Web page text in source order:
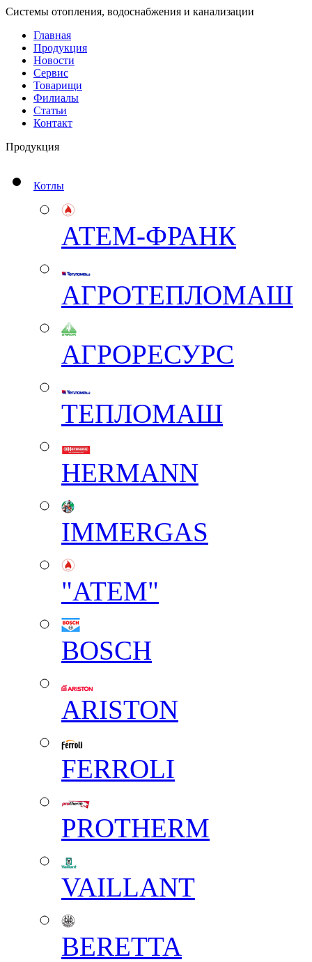
Системы отопления, водоснабжения и канализации
Главная
Продукция
Новости
Сервис
Товарищи
Филиалы
Статьи
Контакт
Продукция
Котлы
АТЕМ-ФРАНК
АГРОТЕПЛОМАШ
АГРОРЕСУРС
ТЕПЛОМАШ
HERMANN
IMMERGAS
"АТЕМ"
BOSCH
ARISTON
FERROLI
PROTHERM
VAILLANT
BERETTA